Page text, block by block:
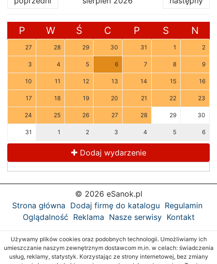
P W Ś C P S N
27 28 29 30 31 1 2
3 4 5 6 7 8 9
10 11 12 13 14 15 16
17 18 19 20 21 22 23
24 25 26 27 28 29 30
31 1 2 3 4 5 6
Dodaj wydarzenie
© 2026 eSanok.pl
Strona główna Dodaj firmę do katalogu Regulamin
Oglądalność Reklama Nasze serwisy Kontakt
Używamy plików cookies oraz podobnych technologii. Umożliwiamy ich
umieszczanie naszym zewnętrznym dostawcom m.in. w celach: świadczenia
usług, reklamy, statystyk. Korzystając ze strony internetowej, bez zmiany